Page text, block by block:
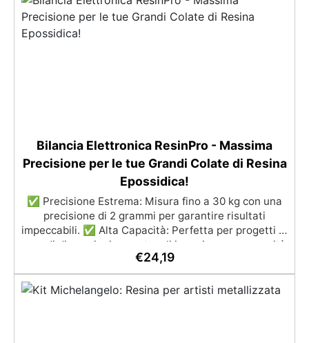
raggi UV, duraturo e con finitura lucida o satinata. ✅
Personalizzabile: Disponibile in kit per metrature da
2m² a 100m², con una vasta gamma di pigmenti
Bilancia Elettronica ResinPro - Massima
Precisione per le tue Grandi Colate di Resina
Epossidica!
✅ Precisione Estrema: Misura fino a 30 kg con una
precisione di 2 grammi per garantire risultati
impeccabili. ✅ Alta Capacità: Perfetta per progetti di
grandi dimensioni come tavoli in resina, con capacità
fino a 30 kg. ✅ Efficienza Superiore: Minimizza il
rischio di esotermia e riduce gli errori per risultati
ottimali. ✅ Facilità d'Uso: Calibrata e semplice da
€24,19